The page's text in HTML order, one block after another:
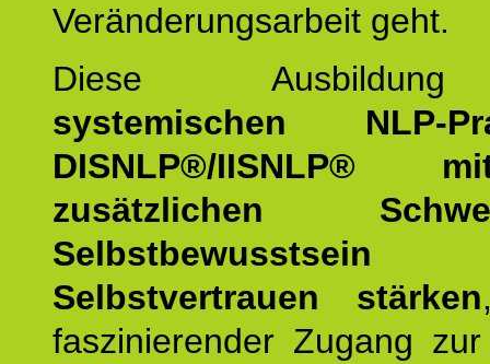
Veränderungsarbeit geht.
Diese
systemischen NLP-
DISNLP®/IISNLP®
zusätzlichen
Selbstvertrauen stärken
faszinierender Zugang